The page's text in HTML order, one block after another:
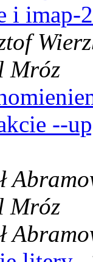
i imap-
Mróz
--
Mróz